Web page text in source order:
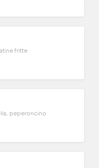
fritte
peperoncino